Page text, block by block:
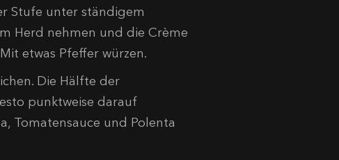
Stufe unter ständigem
Herd nehmen und die Crème
etwas Pfeffer würzen.
Die Hälfte der
punktweise darauf
Tomatensauce und Polenta